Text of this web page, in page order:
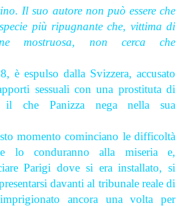
Il suo autore non può essere che
più ripugnante che, vittima di
mostruosa, non cerca che
è espulso dalla Svizzera, accusato
sessuali con una prostituta di
il che Panizza nega nella sua
momento cominciano le difficoltà
lo conduranno alla miseria e,
Parigi dove si era installato, si
davanti al tribunale reale di
ancora una volta per